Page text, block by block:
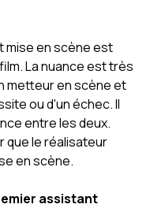
mise en scène est
La nuance est très
metteur en scène et
ou d'un échec. Il
entre les deux.
que le réalisateur
en scène.
assistant